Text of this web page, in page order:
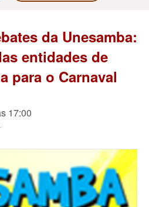
da Unesamba:
entidades de
para o Carnaval
17:00